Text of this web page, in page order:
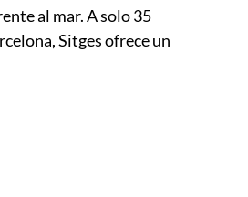
al mar. A solo 35
Sitges ofrece un